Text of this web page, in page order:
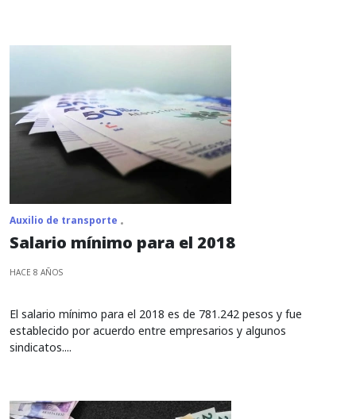
Auxilio de transporte
Salario mínimo para el 2018
HACE 8 AÑOS
El salario mínimo para el 2018 es de 781.242 pesos y fue
establecido por acuerdo entre empresarios y algunos
sindicatos....